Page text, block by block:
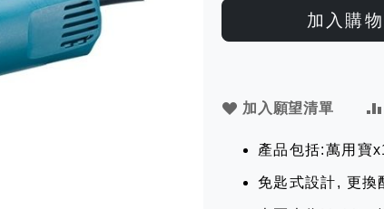
加入購
加入願望清單
產品包括:萬用寶
免匙式設計, 更換